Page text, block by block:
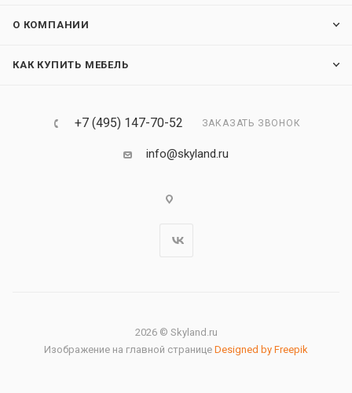
О КОМПАНИИ
КАК КУПИТЬ МЕБЕЛЬ
+7 (495) 147-70-52 ЗАКАЗАТЬ ЗВОНОК
info@skyland.ru
2026 © Skyland.ru
Изображение на главной странице Designed by Freepik